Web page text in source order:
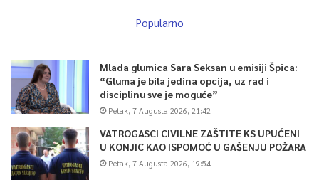
Popularno
Mlada glumica Sara Seksan u emisiji Špica:
“Gluma je bila jedina opcija, uz rad i
disciplinu sve je moguće”
Petak, 7 Augusta 2026, 21:42
VATROGASCI CIVILNE ZAŠTITE KS UPUĆENI
U KONJIC KAO ISPOMOĆ U GAŠENJU POŽARA
Petak, 7 Augusta 2026, 19:54